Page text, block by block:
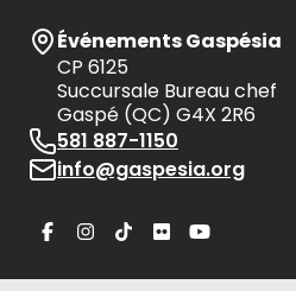
Événements Gaspésia
CP 6125
Succursale Bureau chef
Gaspé (QC) G4X 2R6
581 887-1150
info@gaspesia.org